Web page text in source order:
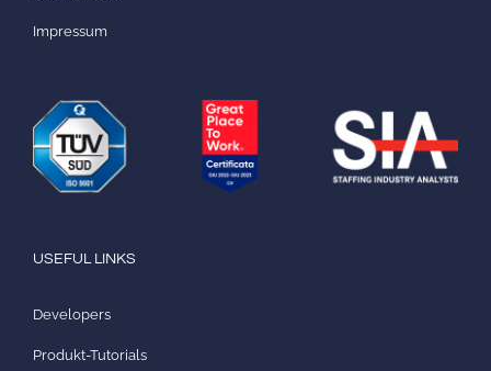
Impressum
USEFUL LINKS
Developers
Produkt-Tutorials